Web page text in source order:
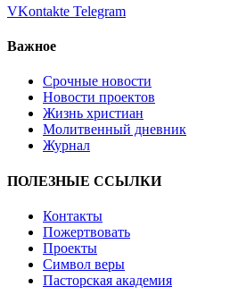
VKontakte Telegram
Важное
Срочные новости
Новости проектов
Жизнь христиан
Молитвенный дневник
Журнал
ПОЛЕЗНЫЕ ССЫЛКИ
Контакты
Пожертвовать
Проекты
Символ веры
Пасторская академия